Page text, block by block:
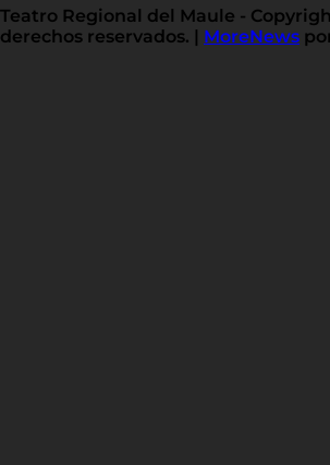
Teatro Regional del Maule -
derechos reservados.
MoreNews